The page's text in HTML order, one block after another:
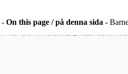
- On this page / på denna sida -